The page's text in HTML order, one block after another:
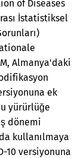
of Diseases
İstatistiksel
Almanya'daki
ek
yürürlüğe
dönemi
kullanılmaya
10 versiyonuna